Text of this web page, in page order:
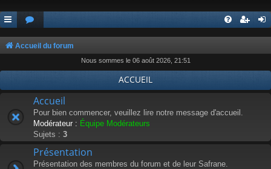
Accueil du forum
Nous sommes le 06 août 2026, 21:51
ACCUEIL
Accueil
Pour bien commencer, veuillez lire notre message d'accueil.
Modérateur : Équipe Modérateurs
Sujets : 3
Présentation
Présentation des membres du forum et de leur Safrane.